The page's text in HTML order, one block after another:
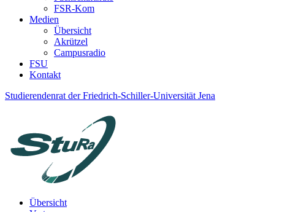
FSR-Kom
Medien
Übersicht
Akrützel
Campusradio
FSU
Kontakt
Studierendenrat der Friedrich-Schiller-Universität Jena
Übersicht